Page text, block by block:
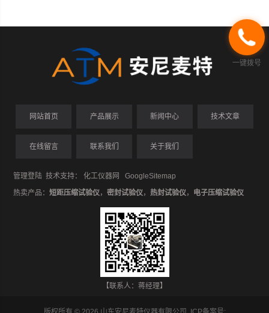
网站首页 产品展示 新闻中心 技术文章
在线留言 联系我们 关于我们
管理登陆 技术支持：化工仪器网
GoogleSitemap
热卖产品：短距压缩试验仪，密封试验仪，热封试验仪， 电子压缩试验仪
【联系人：蒋经理】
一键拨号